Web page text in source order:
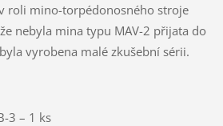
roli mino-torpédonosného stroje
nebyla mina typu MAV-2 přijata do
vyrobena malé zkušební sérii.
3 – 1 ks